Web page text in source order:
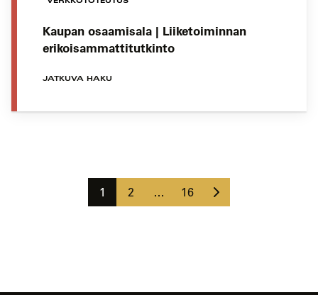
Kaupan osaamisala | Liiketoiminnan
erikoisammattitutkinto
JATKUVA HAKU
Sivu
1 Sivu
2 … Sivu
16
Seuraava
sivu